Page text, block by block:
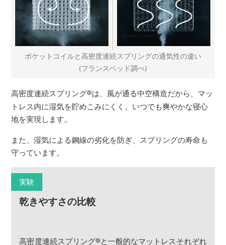
ポケットコイルと高密度連続スプリングの通気性の違い
(フランスベッド調べ)
高密度連続スプリング®は、風が通る中空構造だから、マッ
トレス内に湿気を貯めこみにくく、いつでも爽やかな寝心
地を実現します。
また、湿気による鋼線の劣化を防ぎ、スプリングの寿命も
守っています。
実験
乾きやすさの比較
高密度連続スプリング®と一般的なマットレスそれぞれ